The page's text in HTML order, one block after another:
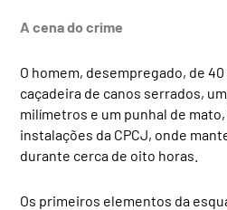
A cena do crime
O homem, desempregado, de
caçadeira de canos serrados,
milímetros e um punhal de
instalações da CPCJ, onde
durante cerca de oito horas.
Os primeiros elementos da